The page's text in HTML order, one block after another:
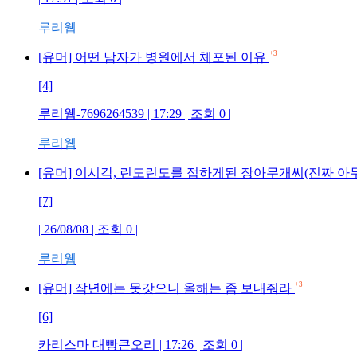
루리웹
[유머] 어떤 남자가 병원에서 체포된 이유 +3
[4]
루리웹-7696264539 | 17:29 | 조회 0 |
루리웹
[유머] 이시각, 린도린도를 접하게된 장아무개씨(진짜 아
[7]
| 26/08/08 | 조회 0 |
루리웹
[유머] 작년에는 못갓으니 올해는 좀 보내줘라 +3
[6]
카리스마 대빵큰오리 | 17:26 | 조회 0 |